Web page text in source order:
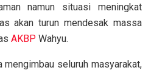
namun situasi meningkat
akan turun mendesak massa
AKBP Wahyu.
mengimbau seluruh masyarakat,